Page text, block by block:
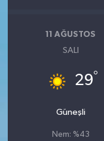
11 AĞUSTOS
SALI
29°
Güneşli
Nem: %43